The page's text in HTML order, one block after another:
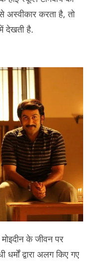
अस्वीकार करता है, तो
देखती है.
के जीवन पर
द्वारा अलग किए गए